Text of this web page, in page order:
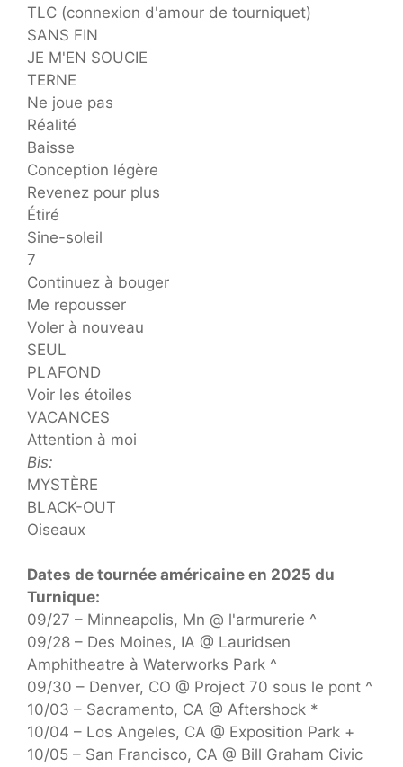
TLC (connexion d'amour de tourniquet)
SANS FIN
JE M'EN SOUCIE
TERNE
Ne joue pas
Réalité
Baisse
Conception légère
Revenez pour plus
Étiré
Sine-soleil
7
Continuez à bouger
Me repousser
Voler à nouveau
SEUL
PLAFOND
Voir les étoiles
VACANCES
Attention à moi
Bis:
MYSTÈRE
BLACK-OUT
Oiseaux
Dates de tournée américaine en 2025 du
Turnique:
09/27 – Minneapolis, Mn @ l'armurerie ^
09/28 – Des Moines, IA @ Lauridsen
Amphitheatre à Waterworks Park ^
09/30 – Denver, CO @ Project 70 sous le pont ^
10/03 – Sacramento, CA @ Aftershock *
10/04 – Los Angeles, CA @ Exposition Park +
10/05 – San Francisco, CA @ Bill Graham Civic